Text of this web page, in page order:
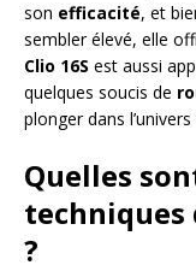
son efficacité, et
sembler élevé, elle
Clio 16S est aussi
quelques soucis de
plonger dans
Quelles
techniques
?